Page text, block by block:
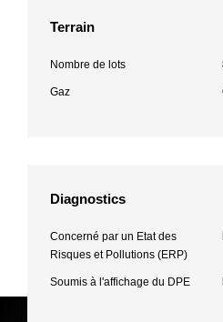
Terrain
Nombre de lots
Gaz
Diagnostics
Concerné par un Etat des
Risques et Pollutions (ERP)
Soumis à l'affichage du DPE